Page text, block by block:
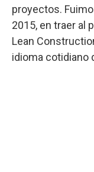
proyectos.
2015, en traer al
Lean
idioma cotidiano